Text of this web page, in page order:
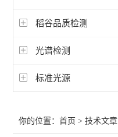
稻谷品质检测
光谱检测
标准光源
你的位置：首页 >技术文章